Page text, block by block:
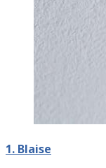
1. Blaise